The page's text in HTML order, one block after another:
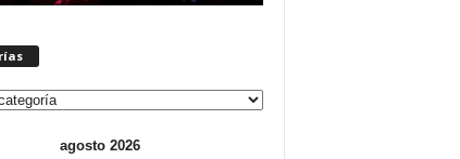
agosto 2026